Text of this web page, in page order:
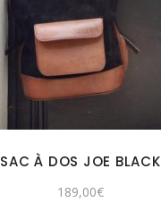
SAC À DOS JOE BLACK
189,00€